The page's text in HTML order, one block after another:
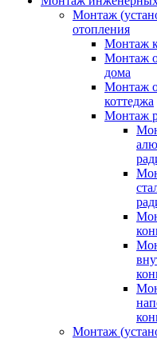
Монтаж
отопления
Монтаж
Монтаж
дома
Монтаж
коттеджа
Монтаж
Монтаж